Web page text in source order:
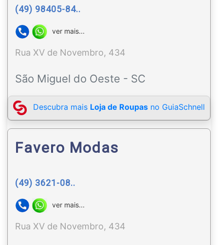
(49) 98405-84..
ver mais...
Rua XV de Novembro, 434
São Miguel do Oeste - SC
Descubra mais Loja de Roupas no GuiaSchnell
Favero Modas
(49) 3621-08..
ver mais...
Rua XV de Novembro, 434